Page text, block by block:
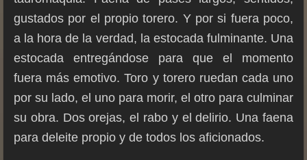
gustados por el propio torero. Y por si fuera poco,
a la hora de la verdad, la estocada fulminante. Una
estocada entregándose para que el momento
fuera más emotivo. Toro y torero ruedan cada uno
por su lado, el uno para morir, el otro para culminar
su obra. Dos orejas, el rabo y el delirio. Una faena
para deleite propio y de todos los aficionados.